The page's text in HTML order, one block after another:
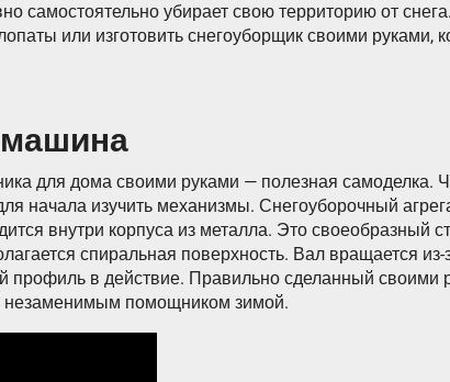
самостоятельно убирает свою территорию от
или изготовить снегоуборщик своими руками,
для дома своими руками — полезная самоделка.
начала изучить механизмы. Снегоуборочный
внутри корпуса из металла. Это своеобразный
спиральная поверхность. Вал вращается
профиль в действие. Правильно сделанный своими
незаменимым помощником зимой.